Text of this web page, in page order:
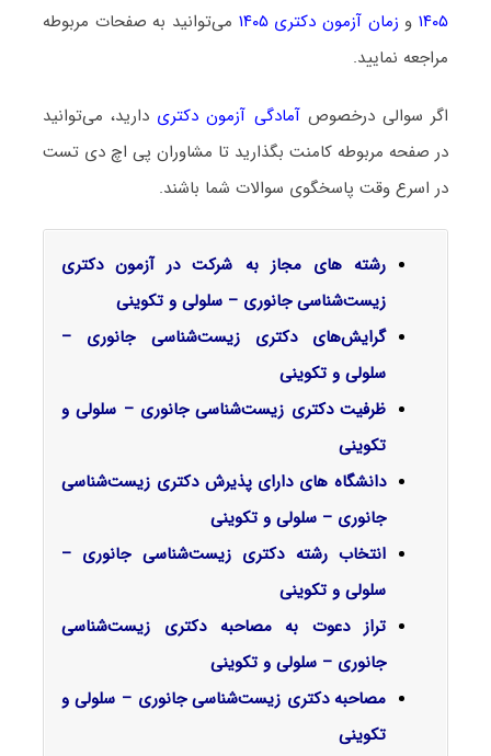
۱۴۰۵ و زمان آزمون دکتری ۱۴۰۵
می‌توانید به صفحات مربوطه
مراجعه نمایید.
اگر سوالی درخصوصآمادگی آزمون دکتری دارید، می‌توانید
در صفحه مربوطه کامنت بگذارید تا مشاوران پی اچ دی تست
در اسرع وقت پاسخگوی سوالات شما باشند.
رشته های مجاز به شرکت در آزمون دکتری
زیست‌شناسی جانوری – سلولی و تکوینی
گرایش‌های دکتری زیست‌شناسی جانوری –
سلولی و تکوینی
ظرفیت دکتری زیست‌شناسی جانوری – سلولی و
تکوینی
دانشگاه های دارای پذیرش دکتری زیست‌شناسی
جانوری – سلولی و تکوینی
انتخاب رشته دکتری زیست‌شناسی جانوری –
سلولی و تکوینی
تراز دعوت به مصاحبه دکتری زیست‌شناسی
جانوری – سلولی و تکوینی
مصاحبه دکتری زیست‌شناسی جانوری – سلولی و
تکوینی